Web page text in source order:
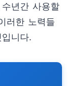
년간 사용할
러한 노력들
니다.